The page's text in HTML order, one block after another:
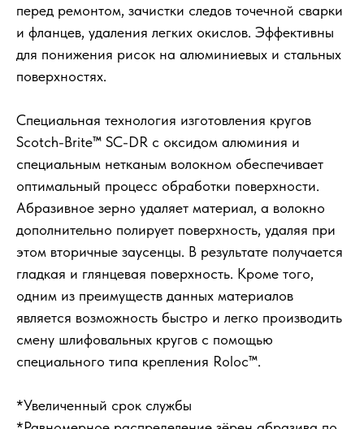
перед ремонтом, зачистки следов точечной сварки
и фланцев, удаления легких окислов. Эффективны
для понижения рисок на алюминиевых и стальных
поверхностях.
Специальная технология изготовления кругов
Scotch-Brite™ SC-DR с оксидом алюминия и
специальным нетканым волокном обеспечивает
оптимальный процесс обработки поверхности.
Абразивное зерно удаляет материал, а волокно
дополнительно полирует поверхность, удаляя при
этом вторичные заусенцы. В результате получается
гладкая и глянцевая поверхность. Кроме того,
одним из преимуществ данных материалов
является возможность быстро и легко производить
смену шлифовальных кругов с помощью
специального типа крепления Roloc™.
*Увеличенный срок службы